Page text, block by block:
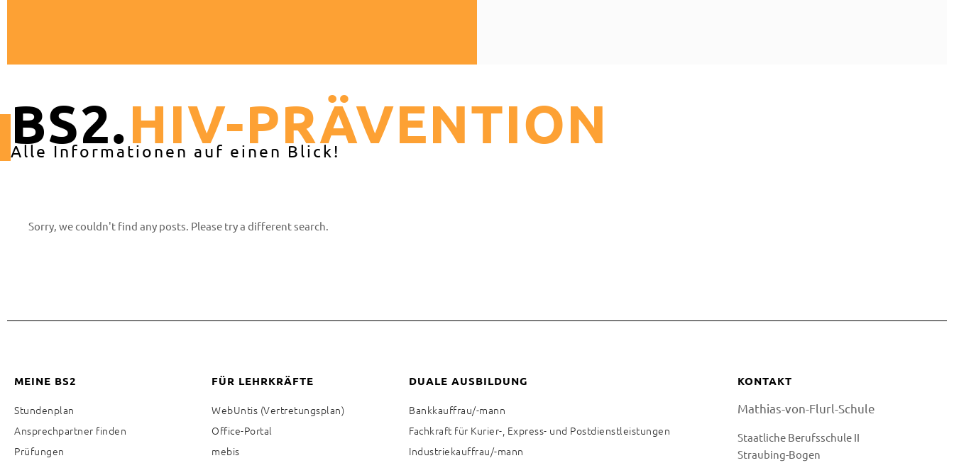
BS2.HIV-PRÄVENTION
Alle Informationen auf einen Blick!
Sorry, we couldn't find any posts. Please try a different search.
MEINE BS2
Stundenplan
Ansprechpartner finden
Prüfungen
FÜR LEHRKRÄFTE
WebUntis (Vertretungsplan)
Office-Portal
mebis
DUALE AUSBILDUNG
Bankkauffrau/-mann
Fachkraft für Kurier-, Express- und Postdienstleistungen
Industriekauffrau/-mann
KONTAKT
Mathias-von-Flurl-Schule
Staatliche Berufsschule II
Straubing-Bogen